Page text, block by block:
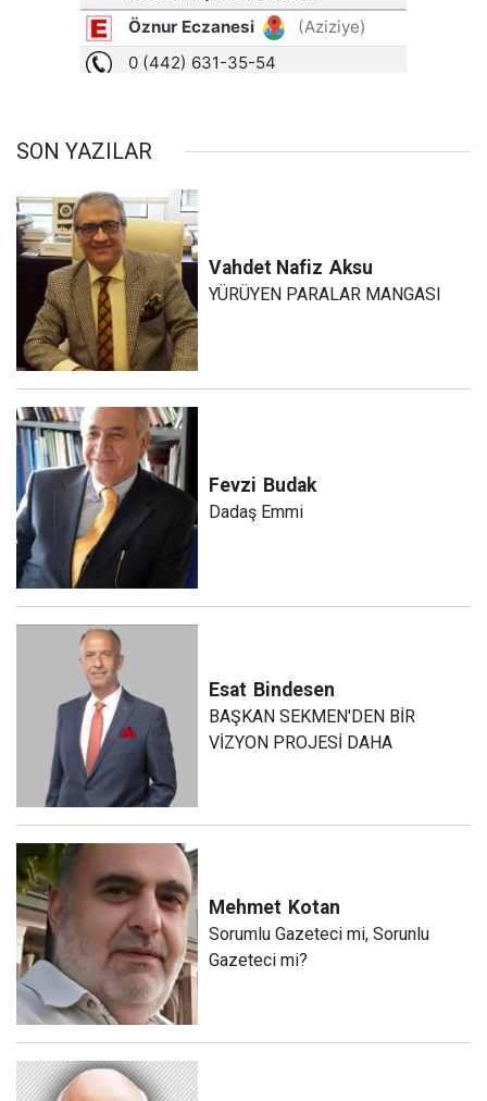
SON YAZILAR
Vahdet Nafiz Aksu
YÜRÜYEN PARALAR MANGASI
Fevzi Budak
Dadaş Emmi
Esat Bindesen
BAŞKAN SEKMEN'DEN BİR
VİZYON PROJESİ DAHA
Mehmet Kotan
Sorumlu Gazeteci mi, Sorunlu
Gazeteci mi?